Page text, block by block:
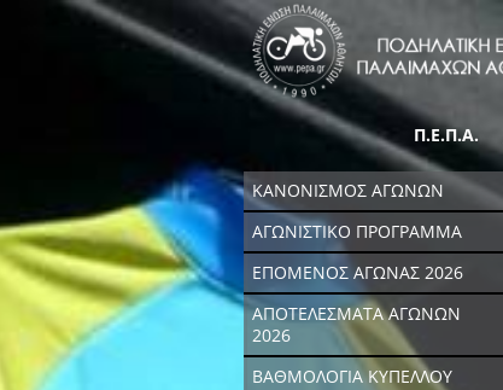
Π.Ε.Π.Α.
ΚΑΝΟΝΙΣΜΟΣ ΑΓΩΝΩΝ
ΑΓΩΝΙΣΤΙΚΟ ΠΡΟΓΡΑΜΜΑ
ΕΠΟΜΕΝΟΣ ΑΓΩΝΑΣ 2026
ΑΠΟΤΕΛΕΣΜΑΤΑ ΑΓΩΝΩΝ
2026
ΒΑΘΜΟΛΟΓΙΑ ΚΥΠΕΛΛΟΥ